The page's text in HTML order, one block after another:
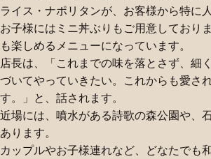
ライス・ナポリタンが、お客様から特に
お子様にはミニ丼ぶりもご用意しており
も楽しめるメニューになっています。
店長は、「これまでの味を落とさず、細
づいてやっていきたい。これからも愛さ
す。」と、話されます。
近場には、噴水がある詩歌の森公園や、
あります。
カップルやお子様連れなど、どなたでも